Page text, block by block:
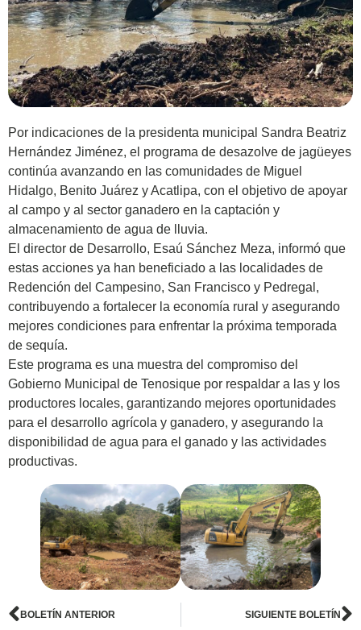
Por indicaciones de la presidenta municipal Sandra Beatriz
Hernández Jiménez, el programa de desazolve de jagüeyes
continúa avanzando en las comunidades de Miguel
Hidalgo, Benito Juárez y Acatlipa, con el objetivo de apoyar
al campo y al sector ganadero en la captación y
almacenamiento de agua de lluvia.
El director de Desarrollo, Esaú Sánchez Meza, informó que
estas acciones ya han beneficiado a las localidades de
Redención del Campesino, San Francisco y Pedregal,
contribuyendo a fortalecer la economía rural y asegurando
mejores condiciones para enfrentar la próxima temporada
de sequía.
Este programa es una muestra del compromiso del
Gobierno Municipal de Tenosique por respaldar a las y los
productores locales, garantizando mejores oportunidades
para el desarrollo agrícola y ganadero, y asegurando la
disponibilidad de agua para el ganado y las actividades
productivas.
BOLETÍN ANTERIOR SIGUIENTE BOLETÍN